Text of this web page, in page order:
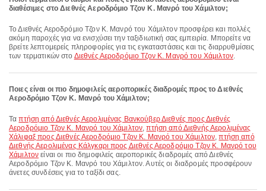
διαθέσιμες στο Διεθνές Αεροδρόμιο Τζον Κ. Μανρό του Χάμιλτον;
Το Διεθνές Αεροδρόμιο Τζον Κ. Μανρό του Χάμιλτον προσφέρει και πολλές
ακόμη παροχές για να ενισχύσει την ταξιδιωτική σας εμπειρία. Μπορείτε να
βρείτε λεπτομερείς πληροφορίες για τις εγκαταστάσεις και τις διαρρυθμίσεις
των τερματικών στο Διεθνές Αεροδρόμιο Τζον Κ. Μανρό του Χάμιλτον.
Ποιες είναι οι πιο δημοφιλείς αεροπορικές διαδρομές προς το Διεθνές
Αεροδρόμιο Τζον Κ. Μανρό του Χάμιλτον;
Ταπτήση από Διεθνές Αερολιμένας Βανκούβερ Διεθνές προς Διεθνές
Αεροδρόμιο Τζον Κ. Μανρό του Χάμιλτον,πτήση από Διεθνής Αερολιμένας
Χάλιφαξ προς Διεθνές Αεροδρόμιο Τζον Κ. Μανρό του Χάμιλτον,πτήση από
Διεθνής Αερολιμένας Κάλγκαρι προς Διεθνές Αεροδρόμιο Τζον Κ. Μανρό του
Χάμιλτον είναι οι πιο δημοφιλείς αεροπορικές διαδρομές από Διεθνές
Αεροδρόμιο Τζον Κ. Μανρό του Χάμιλτον. Αυτές οι διαδρομές προσφέρουν
άνετες συνδέσεις για το ταξίδι σας.